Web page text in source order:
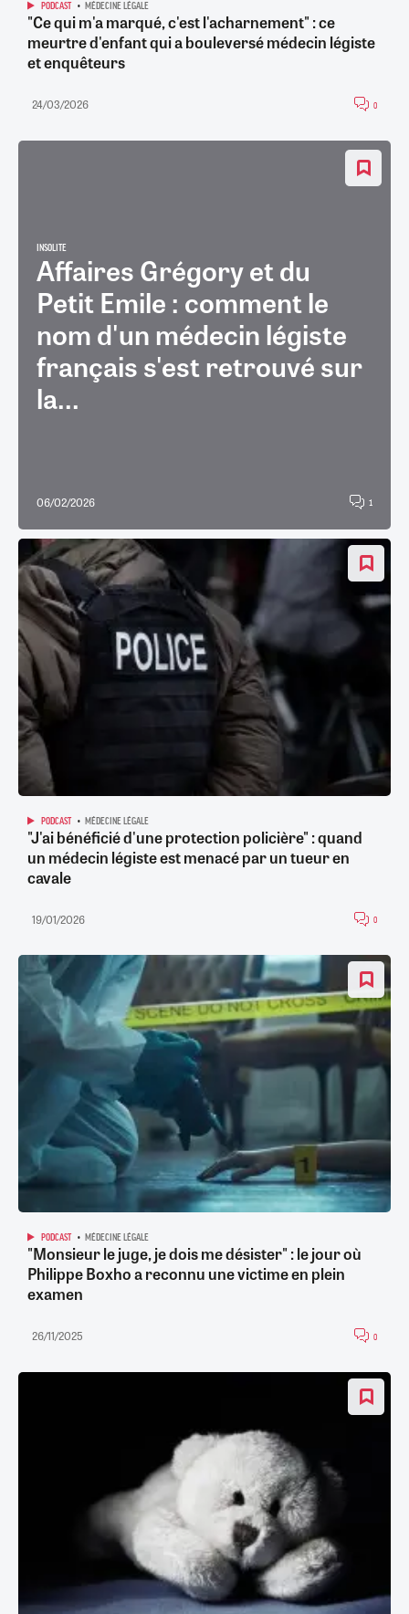
PODCAST MÉDECINE LÉGALE
"Ce qui m'a marqué, c'est l'acharnement" : ce
meurtre d'enfant qui a bouleversé médecin légiste
et enquêteurs
24/03/2026 0
INSOLITE
Affaires Grégory et du
Petit Emile : comment le
nom d'un médecin légiste
français s'est retrouvé sur
la...
06/02/2026 1
PODCAST MÉDECINE LÉGALE
"J'ai bénéficié d'une protection policière" : quand
un médecin légiste est menacé par un tueur en
cavale
19/01/2026 0
PODCAST MÉDECINE LÉGALE
"Monsieur le juge, je dois me désister" : le jour où
Philippe Boxho a reconnu une victime en plein
examen
26/11/2025 0